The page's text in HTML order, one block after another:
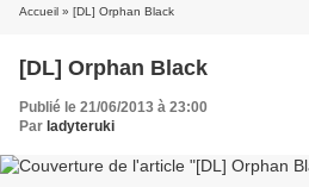
Accueil » [DL] Orphan Black
[DL] Orphan Black
Publié le 21/06/2013 à 23:00
Par ladyteruki